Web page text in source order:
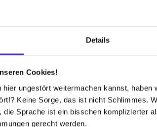
Details
Cookies!
ungestört weitermachen kannst,
Keine Sorge, das ist nicht Schlimmes.
die Sprache ist ein bisschen komplizierter
gerecht werden.
in
duale Berufsausbildung